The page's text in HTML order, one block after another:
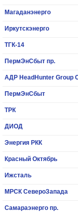
Магаданэнерго
Иркутскэнерго
ТГК-14
ПермЭнСбыт пр.
ПермЭнСбыт
ТРК
ДИОД
Энергия РКК
Красный Октябрь
Ижсталь
МРСК СевероЗапада
Самараэнерго пр.